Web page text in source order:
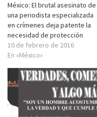
México: El brutal asesinato de
una periodista especializada
en crímenes deja patente la
necesidad de protección
10 de febrero de 2016
En «México»